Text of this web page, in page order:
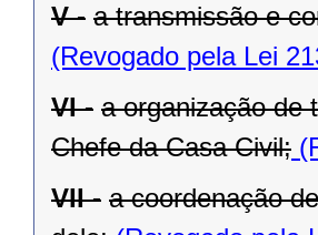
V - a transmissão e
(Revogado pela Lei
VI - a organização de
Chefe da Casa Civil;
VII - a coordenação